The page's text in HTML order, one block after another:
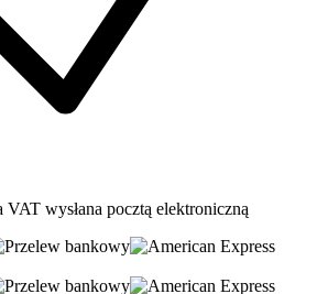
VAT wysłana pocztą elektroniczną